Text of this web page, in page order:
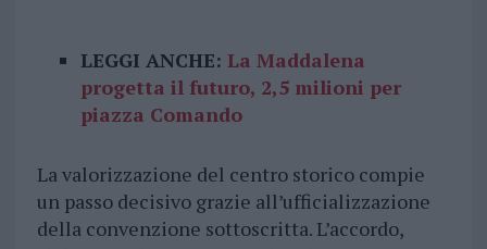
LEGGI ANCHE: La Maddalena
progetta il futuro, 2,5 milioni per
piazza Comando
La valorizzazione del centro storico compie
un passo decisivo grazie all’ufficializzazione
della convenzione sottoscritta. L’accordo,